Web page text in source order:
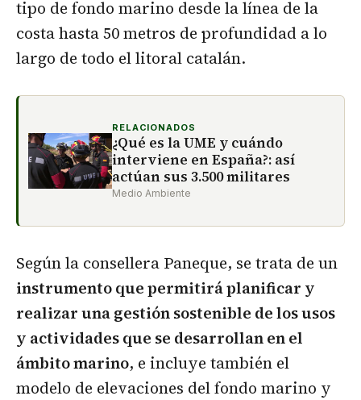
tipo de fondo marino desde la línea de la
costa hasta 50 metros de profundidad a lo
largo de todo el litoral catalán.
RELACIONADOS
¿Qué es la UME y cuándo
interviene en España?: así
actúan sus 3.500 militares
Medio Ambiente
Según la consellera Paneque, se trata de un
instrumento que permitirá planificar y
realizar una gestión sostenible de los usos
y actividades que se desarrollan en el
ámbito marino, e incluye también el
modelo de elevaciones del fondo marino y